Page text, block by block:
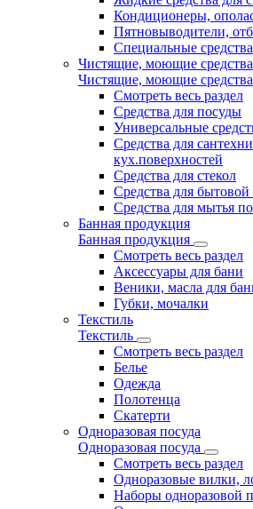
Кондиционеры,
Пятновыводители,
Специальные средства
Чистящие, моющие средства
Чистящие, моющие средства
Смотреть весь раздел
Средства для посуды
Универсальные
Средства для
кух.поверхностей
Средства для стекол
Средства для бытовой
Средства для мытья
Банная продукция
Банная продукция
Смотреть весь раздел
Аксессуары для бани
Веники, масла для
Губки, мочалки
Текстиль
Текстиль
Смотреть весь раздел
Белье
Одежда
Полотенца
Скатерти
Одноразовая посуда
Одноразовая посуда
Смотреть весь раздел
Одноразовые вилки,
Наборы одноразовой